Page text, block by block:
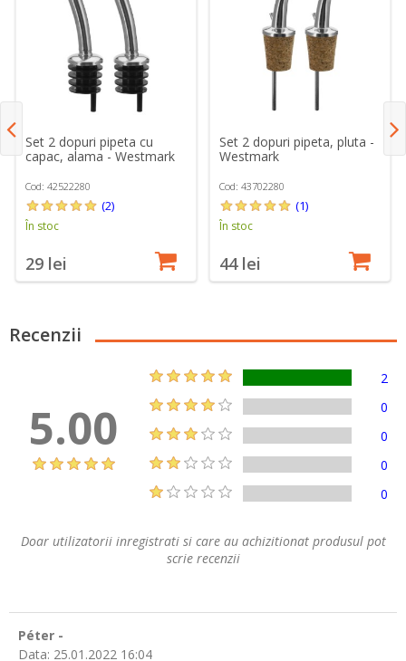
Set 2 dopuri pipeta cu
capac, alama - Westmark
Cod: 42522280
(2)
În stoc
29 lei
Set 2 dopuri pipeta, pluta -
Westmark
Cod: 43702280
(1)
În stoc
44 lei
Recenzii
5.00
2
0
0
0
0
Doar utilizatorii inregistrati si care au achizitionat produsul pot
scrie recenzii
Péter -
Data: 25.01.2022 16:04